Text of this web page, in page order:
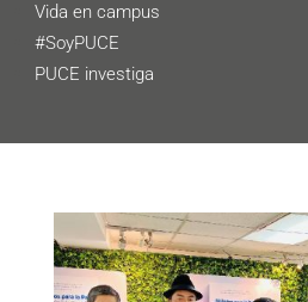
Vida en campus
#SoyPUCE
PUCE investiga